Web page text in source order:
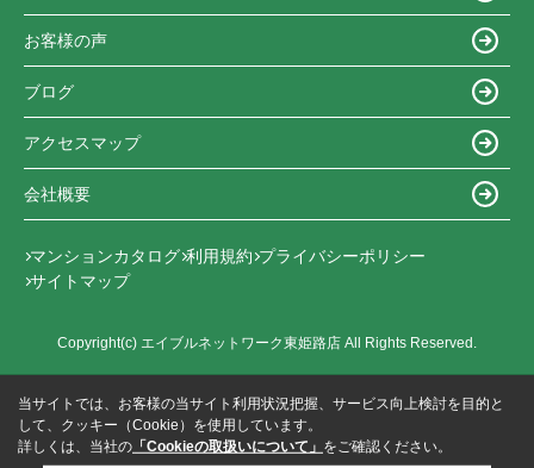
お客様の声
ブログ
アクセスマップ
会社概要
マンションカタログ 利用規約 プライバシーポリシー
サイトマップ
Copyright(c) エイブルネットワーク東姫路店 All Rights Reserved.
当サイトでは、お客様の当サイト利用状況把握、サービス向上検討を目的と
して、クッキー（Cookie）を使用しています。
詳しくは、当社の 「Cookieの取扱いについて」 をご確認ください。